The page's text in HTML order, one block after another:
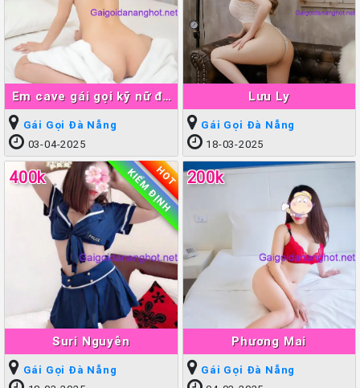
Em cave gái gọi kỹ nữ đà
nẵng giá rẽ ngon
Gái Gọi Đà Nẵng
03-04-2025
Lưu Ly
Gái Gọi Đà Nẵng
18-03-2025
Suri Nguyễn
400k HOT
KIỂM ĐỊNH
Gái Gọi Đà Nẵng
Phương Mai
200k
Gái Gọi Đà Nẵng